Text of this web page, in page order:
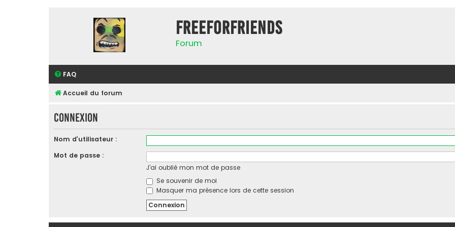
FreeForFriends
Forum
FAQ
Accueil du forum
Connexion
Nom d’utilisateur :
Mot de passe :
J’ai oublié mon mot de passe
Se souvenir de moi
Masquer ma présence lors de cette session